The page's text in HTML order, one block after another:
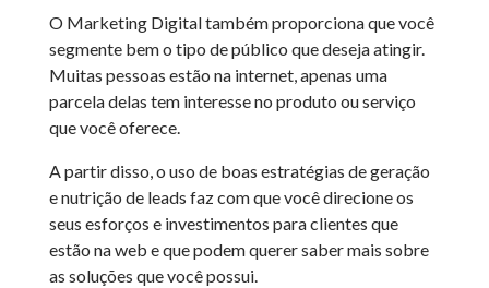
O Marketing Digital também proporciona que você
segmente bem o tipo de público que deseja atingir.
Muitas pessoas estão na internet, apenas uma
parcela delas tem interesse no produto ou serviço
que você oferece.
A partir disso, o uso de boas estratégias de geração
e nutrição de leads faz com que você direcione os
seus esforços e investimentos para clientes que
estão na web e que podem querer saber mais sobre
as soluções que você possui.